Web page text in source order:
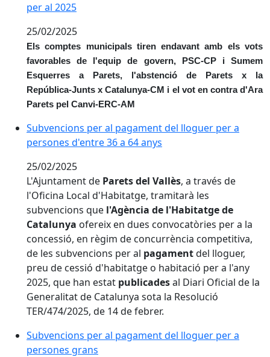
per al 2025
25/02/2025
Els comptes municipals tiren endavant amb els vots
favorables de l'equip de govern, PSC-CP i Sumem
Esquerres a Parets, l'abstenció de Parets x la
República-Junts x Catalunya-CM i el vot en contra d'Ara
Parets pel Canvi-ERC-AM
Subvencions per al pagament del lloguer per a
Subvencions per al pagament del lloguer per a
persones d'entre 36 a 64 anys
25/02/2025
L'Ajuntament de Parets del Vallès, a través de
l'Oficina Local d'Habitatge, tramitarà les
subvencions que l'Agència de l'Habitatge de
Catalunya ofereix en dues convocatòries per a la
concessió, en règim de concurrència competitiva,
de les subvencions per al pagamentdel lloguer,
preu de cessió d'habitatge o habitació per a l'any
2025, que han estat publicadesal Diari Oficial de la
Generalitat de Catalunya sota la Resolució
TER/474/2025, de 14 de febrer.
Subvencions per al pagament del lloguer per a
Subvencions per al pagament del lloguer per a
persones grans